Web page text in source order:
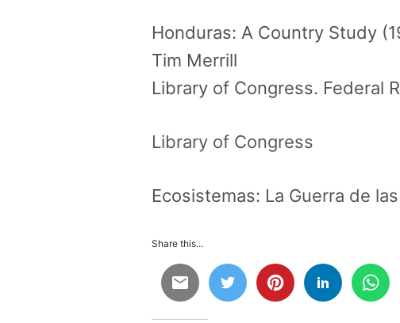
Honduras: A Country Study
Tim Merrill
Library of Congress. Federal
Library of Congress
Ecosistemas: La Guerra de
Share this...